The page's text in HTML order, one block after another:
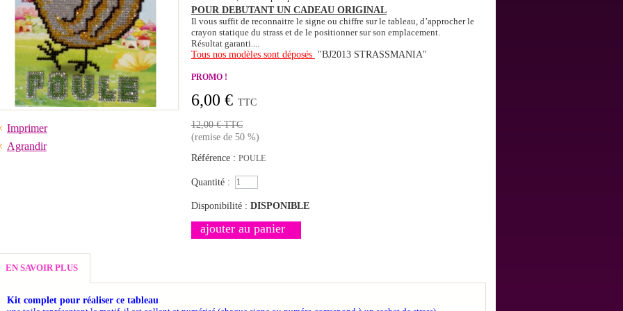
Imprimer
Agrandir
POUR DEBUTANT UN CADEAU ORIGINAL
Il vous suffit de reconnaitre le signe ou chiffre sur le tableau, d’approcher le
crayon statique du strass et de le positionner sur son emplacement.
Résultat garanti....
Tous nos modèles sont déposés "BJ2013 STRASSMANIA"
PROMO !
6,00 € TTC
12,00 €TTC
(remise de 50 %)
Référence : POULE
Quantité :
Disponibilité : DISPONIBLE
ajouter au panier
EN SAVOIR PLUS
Kit complet pour réaliser ce tableau